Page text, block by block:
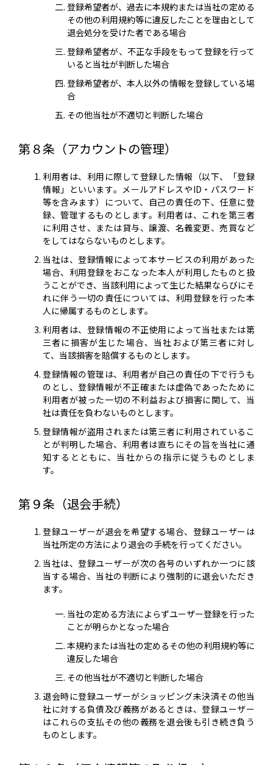
登録希望者が、過去に本規約または当社の定める
その他の利用規約等に違反したことを理由として
退会処分を受けた者である場合
登録希望者が、不正な手段をもって登録を行って
いると当社が判断した場合
登録希望者が、本人以外の情報を登録している場
合
その他当社が不適切と判断した場合
第８条（アカウントの管理）
利用者は、利用に際して登録した情報（以下、「登録
情報」といいます。メールアドレスやID・パスワード
等を含みます）について、自己の責任の下、任意に登
録、管理するものとします。利用者は、これを第三者
に利用させ、または貸与、譲渡、名義変更、売買など
をしてはならないものとします。
当社は、登録情報によって本サービスの利用があった
場合、利用登録をおこなった本人が利用したものと扱
うことができ、当該利用によって生じた結果ならびにそ
れに伴う一切の責任については、利用登録を行った本
人に帰属するものとします。
利用者は、登録情報の不正使用によって当社または第
三者に損害が生じた場合、当社および第三者に対し
て、当該損害を賠償するものとします。
登録情報の管理は、利用者が自己の責任の下で行うも
のとし、登録情報が不正確または虚偽であったために
利用者が被った一切の不利益および損害に関して、当
社は責任を負わないものとします。
登録情報が盗用されまたは第三者に利用されているこ
とが判明した場合、利用者は直ちにその旨を当社に通
知するとともに、当社からの指示に従うものとしま
す。
第９条（退会手続）
登録ユーザーが退会を希望する場合、登録ユーザーは
当社所定の方法により退会の手続を行ってください。
当社は、登録ユーザーが次の各号のいずれか一つに該
当する場合、当社の判断により強制的に退会いただき
ます。
当社の定める方法によらずユーザー登録を行った
ことが明らかとなった場合
本規約または当社の定めるその他の利用規約等に
違反した場合
その他当社が不適切と判断した場合
退会時に登録ユーザーがショッピング未決済その他当
社に対する負債及び義務があるときは、登録ユーザー
はこれらの支払その他の義務を退会後も引き続き負う
ものとします。